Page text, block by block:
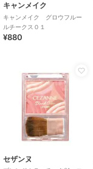
キャンメイク
キャンメイク グロウフルー
ルチークス０１
¥880
セザンヌ